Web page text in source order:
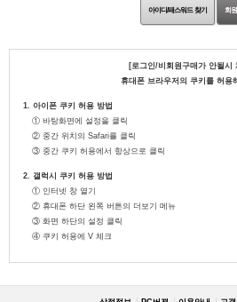
아이디/패스워드 찾기 회
[로그인/비회원구매가 안될시
휴대폰 브라우저의 쿠키를 허용
1. 아이폰 쿠키 허용 방법
① 바탕화면에 설정을 클릭
② 중간 위치의 Safari를 클릭
③ 중간 쿠키 허용에서 항상으로 클릭
2. 갤럭시 쿠키 허용 방법
① 인터넷 창 열기
② 휴대폰 하단 왼쪽 버튼의 더보기 메뉴
③ 화면 하단의 설정 클릭
④ 쿠키 허용에 V 체크